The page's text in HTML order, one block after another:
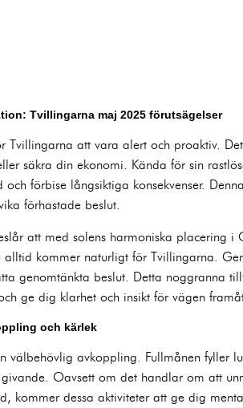
Tvillingarna maj 2025 förutsägelser
Tvillingarna att vara alert och proaktiv.
säkra din ekonomi. Kända för sin
förbise långsiktiga konsekvenser.
förhastade beslut.
att med solens harmoniska placering
alltid kommer naturligt för Tvillingarna.
genomtänkta beslut. Detta noggranna
ge dig klarhet och insikt för vägen
och kärlek
välbehövlig avkoppling. Fullmånen fyller
Oavsett om det handlar om att
kommer dessa aktiviteter att ge dig